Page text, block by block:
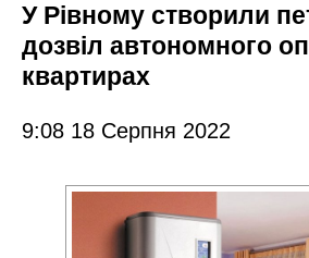
У Рівному створили
дозвіл автономного
квартирах
9:08 18 Серпня 2022